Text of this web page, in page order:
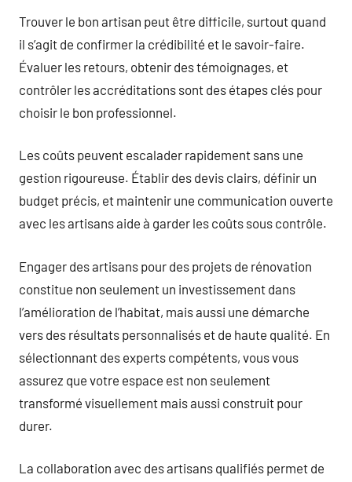
Trouver le bon artisan peut être difficile, surtout quand
il s’agit de confirmer la crédibilité et le savoir-faire.
Évaluer les retours, obtenir des témoignages, et
contrôler les accréditations sont des étapes clés pour
choisir le bon professionnel.
Les coûts peuvent escalader rapidement sans une
gestion rigoureuse. Établir des devis clairs, définir un
budget précis, et maintenir une communication ouverte
avec les artisans aide à garder les coûts sous contrôle.
Engager des artisans pour des projets de rénovation
constitue non seulement un investissement dans
l’amélioration de l’habitat, mais aussi une démarche
vers des résultats personnalisés et de haute qualité. En
sélectionnant des experts compétents, vous vous
assurez que votre espace est non seulement
transformé visuellement mais aussi construit pour
durer.
La collaboration avec des artisans qualifiés permet de